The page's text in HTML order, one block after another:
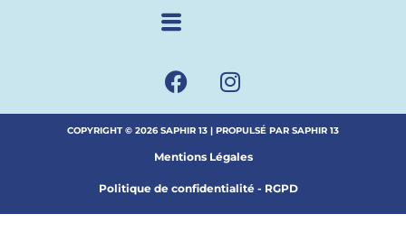
COPYRIGHT © 2026 SAPHIR 13 | PROPULSÉ PAR SAPHIR 13
Mentions Légales
Politique de confidentialité - RGPD